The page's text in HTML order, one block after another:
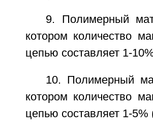
9. Полимерный
котором количество
цепью составляет 1-
10. Полимерный
котором количество
цепью составляет 1-5%